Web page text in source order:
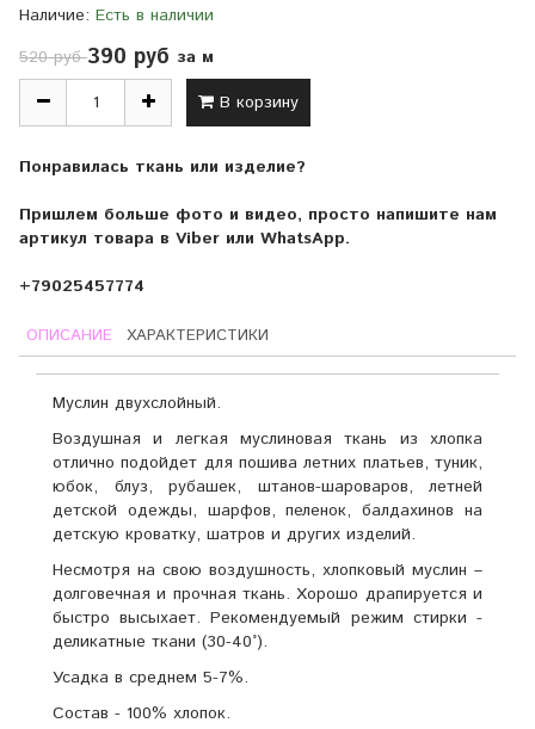
Наличие: Есть в наличии
520 руб390 руб за м
В корзину
Понравилась ткань или изделие?
Пришлем больше фото и видео, просто напишите нам
артикул товара в Viber или WhatsApp.
+79025457774
ОПИСАНИЕ ХАРАКТЕРИСТИКИ
Муслин двухслойный.
Воздушная и легкая муслиновая ткань из хлопка
отлично подойдет для пошива летних платьев, туник,
юбок, блуз, рубашек, штанов-шароваров, летней
детской одежды, шарфов, пеленок, балдахинов на
детскую кроватку, шатров и других изделий.
Несмотря на свою воздушность, хлопковый муслин –
долговечная и прочная ткань. Хорошо драпируется и
быстро высыхает. Рекомендуемый режим стирки -
деликатные ткани (30-40°).
Усадка в среднем 5-7%.
Состав - 100% хлопок.